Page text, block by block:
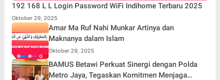
192 168 L L Login Password WiFi Indihome Terbaru 2025
Oktober 29, 2025
Amar Ma Ruf Nahi Munkar Artinya dan
Maknanya dalam Islam
Oktober 29, 2025
BAMUS Betawi Perkuat Sinergi dengan Polda
Metro Jaya, Tegaskan Komitmen Menjaga